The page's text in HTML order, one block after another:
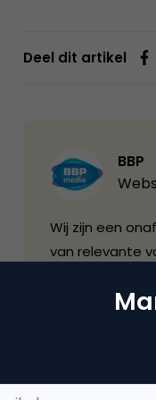
Deel dit artikel
BBP
Wij zijn een
van relevante
contact
een drietalige
Media.